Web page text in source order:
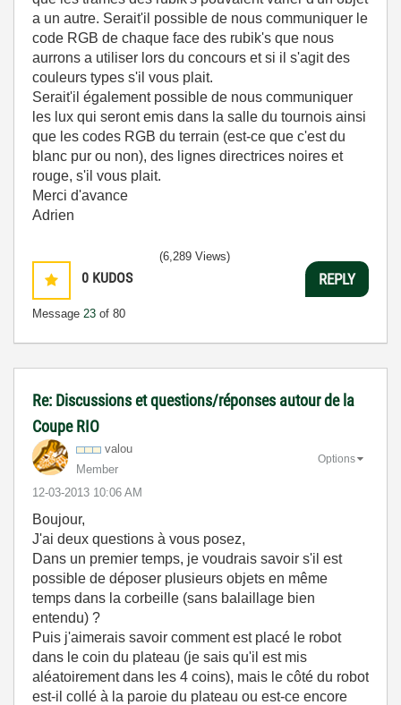
a un autre. Serait'il possible de nous communiquer le
code RGB de chaque face des rubik's que nous
aurrons a utiliser lors du concours et si il s'agit des
couleurs types s'il vous plait.
Serait'il également possible de nous communiquer
les lux qui seront emis dans la salle du tournois ainsi
que les codes RGB du terrain (est-ce que c'est du
blanc pur ou non), des lignes directrices noires et
rouge, s'il vous plait.
Merci d'avance
Adrien
0 KUDOS
Message 23 of 80
(6,289 Views)
REPLY
Re: Discussions et questions/réponses autour de la
Coupe RIO
valou
Member
‎12-03-2013 10:06 AM
Options
Boujour,
J'ai deux questions à vous posez,
Dans un premier temps, je voudrais savoir s'il est
possible de déposer plusieurs objets en même
temps dans la corbeille (sans balaillage bien
entendu) ?
Puis j'aimerais savoir comment est placé le robot
dans le coin du plateau (je sais qu'il est mis
aléatoirement dans les 4 coins), mais le côté du robot
est-il collé à la paroie du plateau ou est-ce encore